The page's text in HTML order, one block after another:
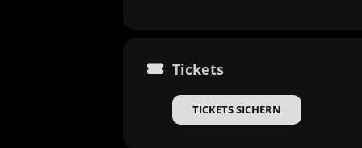
Tickets
TICKETS SICHERN